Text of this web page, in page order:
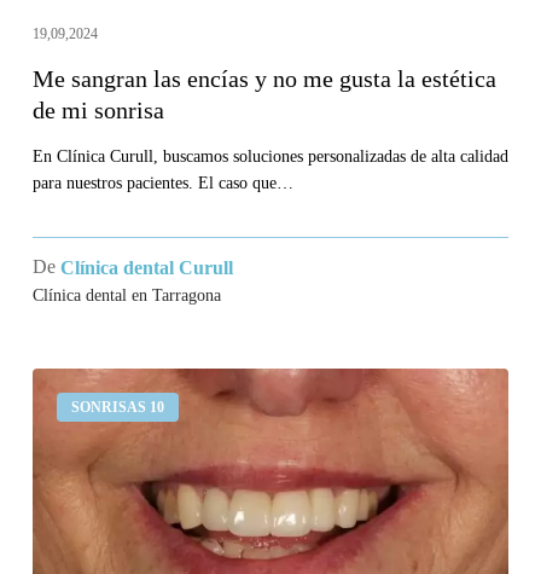
de
sonrisa
19,09,2024
Me sangran las encías y no me gusta la estética
de mi sonrisa
En Clínica Curull, buscamos soluciones personalizadas de alta calidad
para nuestros pacientes. El caso que…
De Clínica dental Curull
Clínica dental en Tarragona
SONRISAS 10
puente
los
incisivos